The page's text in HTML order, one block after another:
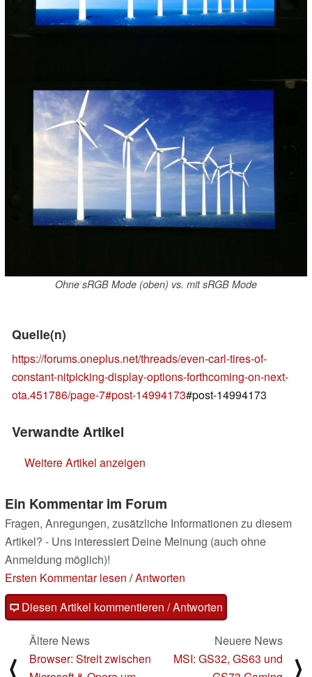
Ohne sRGB Mode (oben) vs. mit sRGB Mode
Quelle(n)
https://forums.oneplus.net/threads/even-carl-tires-of-
constant-nitpicking-display-options-forthcoming-on-next-
ota.451786/page-7#post-14994173#post-14994173
Verwandte Artikel
Weitere Artikel anzeigen
Ein Kommentar im Forum
Fragen, Anregungen, zusätzliche Informationen zu diesem
Artikel? - Uns interessiert Deine Meinung (auch ohne
Anmeldung möglich)!
Ersten Kommentar lesen /Antworten
Diesen Artikel kommentieren / Antworten
⟨
Ältere News
Browser: Streit zwischen
Neuere News
MSI: GS32, GS63 und
⟩